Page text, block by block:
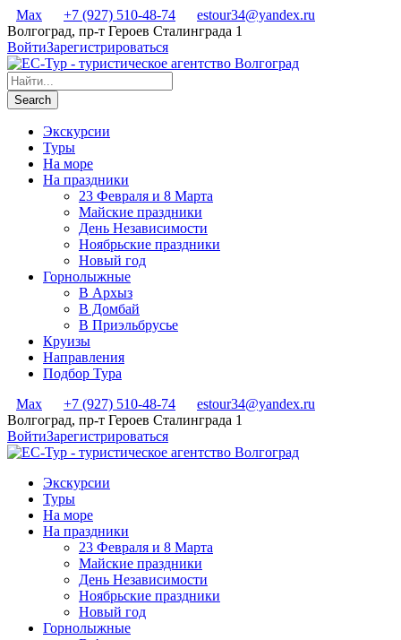
Max +7 (927) 510-48-74
estour34@yandex.ru
Волгоград, пр-т Героев Сталинграда 1
ВойтиЗарегистрироваться
Экскурсии
Туры
На море
На праздники
23 Февраля и 8 Марта
Майские праздники
День Независимости
Ноябрьские праздники
Новый год
Горнолыжные
В Архыз
В Домбай
В Приэльбрусье
Круизы
Направления
Подбор Тура
Max
+7 (927) 510-48-74
estour34@yandex.ru
Волгоград, пр-т Героев Сталинграда 1
ВойтиЗарегистрироваться
Экскурсии
Туры
На море
На праздники
23 Февраля и 8 Марта
Майские праздники
День Независимости
Ноябрьские праздники
Новый год
Горнолыжные